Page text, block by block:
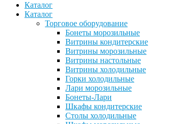
Каталог
Каталог
Торговое оборудование
Бонеты морозильные
Витрины кондитерские
Витрины морозильные
Витрины настольные
Витрины холодильные
Горки холодильные
Лари морозильные
Бонеты-Лари
Шкафы кондитерские
Столы холодильные